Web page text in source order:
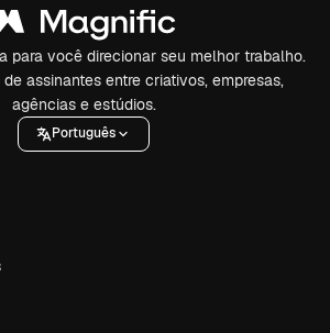
para você direcionar seu melhor trabalho.
de assinantes entre criativos, empresas,
agências e estúdios.
Português